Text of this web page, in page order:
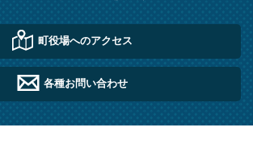
町役場へのアクセス
各種お問い合わせ